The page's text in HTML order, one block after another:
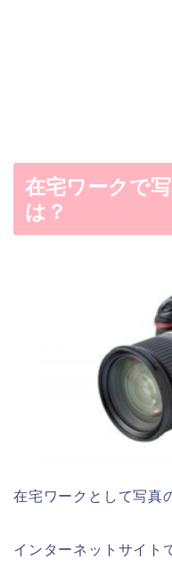
在宅ワークで
は？
在宅ワークとして写真
インターネットサイト